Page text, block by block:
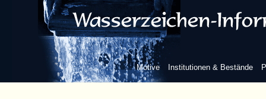
Motive Institutionen & Bestände